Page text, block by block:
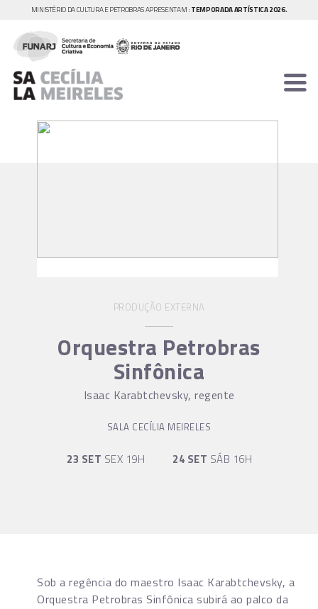
MINISTÉRIO DA CULTURA E PETROBRAS APRESENTAM : TEMPORADA ARTÍSTICA 2026.
PRODUÇÃO EXTERNA
Orquestra Petrobras
Sinfônica
Isaac Karabtchevsky, regente
SALA CECÍLIA MEIRELES
23 SET SEX 19H 24 SET SÁB 16H
Sob a regência do maestro Isaac Karabtchevsky, a
Orquestra Petrobras Sinfônica subirá ao palco da